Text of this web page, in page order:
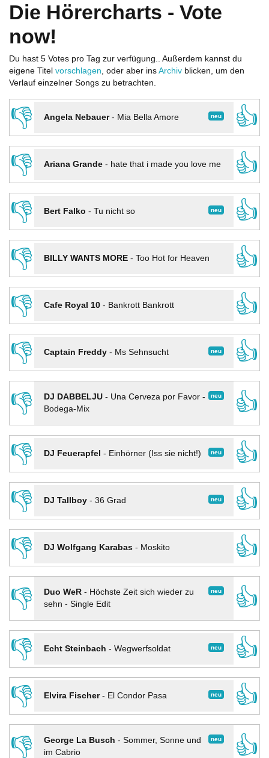
Die Hörercharts - Vote
now!
Du hast 5 Votes pro Tag zur verfügung.. Außerdem kannst du
eigene Titel vorschlagen, oder aber ins Archiv blicken, um den
Verlauf einzelner Songs zu betrachten.
👎 neu
Angela Nebauer- Mia Bella Amore
👍
👎
Ariana Grande- hate that i made you love me
👍
👎
neu
Bert Falko - Tu nicht so
👍
👎
BILLY WANTS MORE- Too Hot for Heaven
👍
👎
Cafe Royal 10- Bankrott Bankrott
👍
👎
neu
Captain Freddy- Ms Sehnsucht
👍
👎
neu
DJ DABBELJU- Una Cerveza por Favor -
Bodega-Mix
👍
👎
neu
DJ Feuerapfel - Einhörner (Iss sie nicht!)
👍
👎
neu
DJ Tallboy- 36 Grad
👍
👎
DJ Wolfgang Karabas- Moskito
👍
👎
neu
Duo WeR- Höchste Zeit sich wieder zu
sehn - Single Edit
👍
👎
neu
Echt Steinbach - Wegwerfsoldat
👍
👎
neu
Elvira Fischer- El Condor Pasa
👍
👎
neu
George La Busch - Sommer, Sonne und
im Cabrio
👍